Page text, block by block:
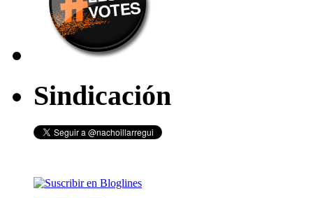
Sindicación